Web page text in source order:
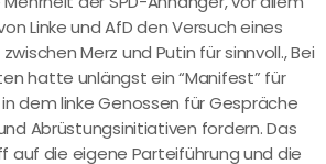
Linke und AfD den Versuch eines
Merz und Putin für sinnvoll., Bei
hatte unlängst ein “Manifest” für
dem linke Genossen für Gespräche
Abrüstungsinitiativen fordern. Das
auf die eigene Parteiführung und die